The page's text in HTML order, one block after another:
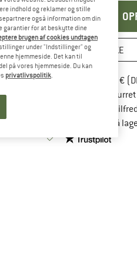
HUSKE
Portofri fra 69 €
100 dages returret
> 4.000.000
Alle artikler på
Vi er
indhold og reklamer og stille
også information om din
garantier for at beskytte dine
brugen af cookies undtagen
under "Indstillinger" og
hjemmeside. Det kan til
på vores hjemmeside. Du kan
privatlivspolitik.